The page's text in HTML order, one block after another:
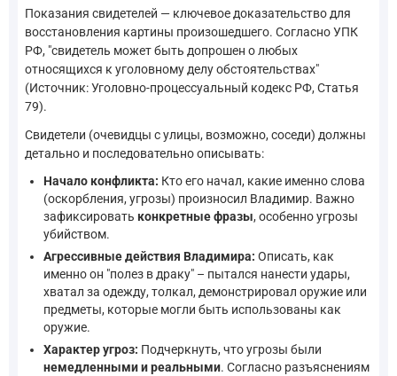
Показания свидетелей — ключевое доказательство для
восстановления картины произошедшего. Согласно УПК
РФ, "свидетель может быть допрошен о любых
относящихся к уголовному делу обстоятельствах"
(Источник: Уголовно-процессуальный кодекс РФ, Статья
79).
Свидетели (очевидцы с улицы, возможно, соседи) должны
детально и последовательно описывать:
Начало конфликта: Кто его начал, какие именно слова
(оскорбления, угрозы) произносил Владимир. Важно
зафиксировать конкретные фразы, особенно угрозы
убийством.
Агрессивные действия Владимира: Описать, как
именно он "полез в драку" – пытался нанести удары,
хватал за одежду, толкал, демонстрировал оружие или
предметы, которые могли быть использованы как
оружие.
Характер угроз: Подчеркнуть, что угрозы были
немедленными и реальными. Согласно разъяснениям